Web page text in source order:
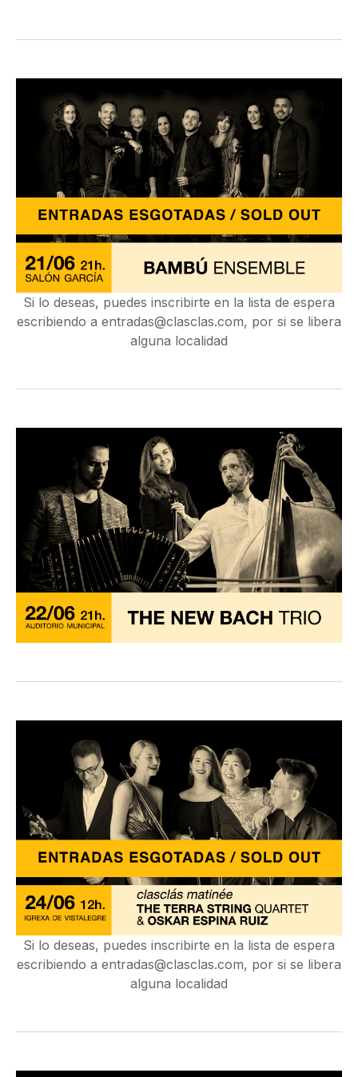
Si lo deseas, puedes inscribirte en la lista de espera
escribiendo a entradas@clasclas.com, por si se libera
alguna localidad
Si lo deseas, puedes inscribirte en la lista de espera
escribiendo a entradas@clasclas.com, por si se libera
alguna localidad